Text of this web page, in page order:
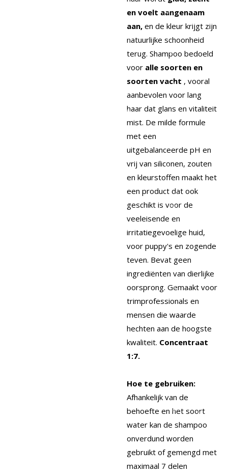
en voelt aangenaam
aan, en de kleur krijgt zijn
natuurlijke schoonheid
terug. Shampoo bedoeld
voor alle soorten en
soorten vacht , vooral
aanbevolen voor lang
haar dat glans en vitaliteit
mist. De milde formule
met een
uitgebalanceerde pH en
vrij van siliconen, zouten
en kleurstoffen maakt het
een product dat ook
geschikt is voor de
veeleisende en
irritatiegevoelige huid,
voor puppy's en zogende
teven. Bevat geen
ingrediënten van dierlijke
oorsprong. Gemaakt voor
trimprofessionals en
mensen die waarde
hechten aan de hoogste
kwaliteit. Concentraat
1:7.
Hoe te gebruiken:
Afhankelijk van de
behoefte en het soort
water kan de shampoo
onverdund worden
gebruikt of gemengd met
maximaal 7 delen